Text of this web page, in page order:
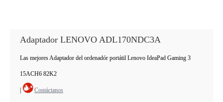
Adaptador LENOVO ADL170NDC3A
Las mejores Adaptador del ordenadór portátil Lenovo IdeaPad Gaming 3
15ACH6 82K2
Contáctanos